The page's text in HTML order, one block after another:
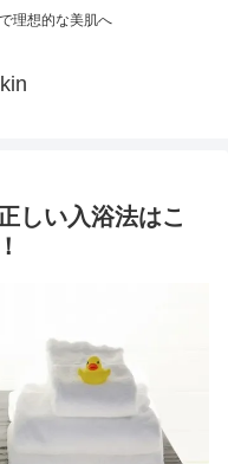
理想的な美肌へ
しい入浴法はこ